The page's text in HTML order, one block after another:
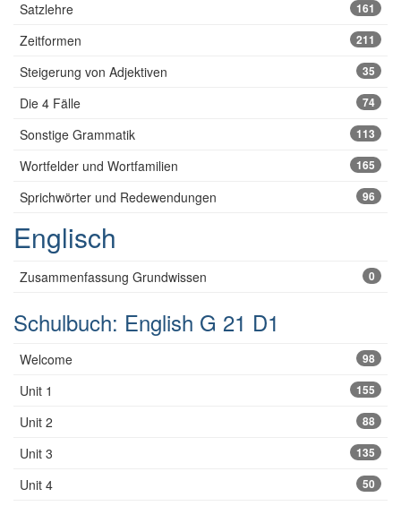
Satzlehre 161
Zeitformen 211
Steigerung von Adjektiven 35
Die 4 Fälle 74
Sonstige Grammatik 113
Wortfelder und Wortfamilien 165
Sprichwörter und Redewendungen 96
Englisch
Zusammenfassung Grundwissen 0
Schulbuch: English G 21 D1
Welcome 98
Unit 1 155
Unit 2 88
Unit 3 135
Unit 4 50